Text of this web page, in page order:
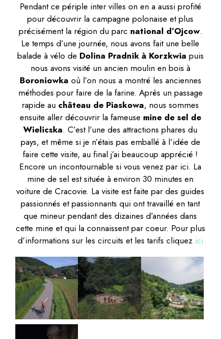
Pendant ce périple inter villes on en a aussi profité
pour découvrir la campagne polonaise et plus
précisément la région du parc national d’Ojcow.
Le temps d’une journée, nous avons fait une belle
balade à vélo de Dolina Pradnik à Korzkwia puis
nous avons visité un ancien moulin en bois à
Boroniowka où l’on nous a montré les anciennes
méthodes pour faire de la farine. Après un passage
rapide au château de Piaskowa, nous sommes
ensuite aller découvrir la fameuse mine de sel de
Wielicska. C’est l’une des attractions phares du
pays, et même si je n’étais pas emballé à l’idée de
faire cette visite, au final j’ai beaucoup apprécié !
Encore un incontournable si vous venez par ici. La
mine de sel est située à environ 30 minutes en
voiture de Cracovie. La visite est faite par des guides
passionnés et passionnants qui ont travaillé en tant
que mineur pendant des dizaines d’années dans
cette mine et qui la connaissent par coeur. Pour plus
d’informations sur les circuits et les tarifs cliquez ici